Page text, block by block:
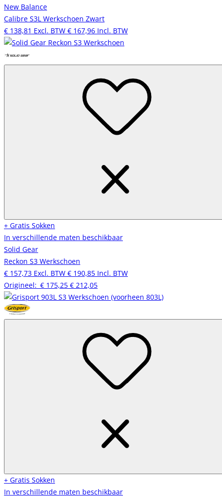
New Balance
Calibre S3L Werkschoen Zwart
€ 138,81 Excl. BTW € 167,96 Incl. BTW
+ Gratis Sokken
In verschillende maten beschikbaar
Solid Gear
Reckon S3 Werkschoen
€ 157,73 Excl. BTW € 190,85 Incl. BTW
Origineel: € 175,25 € 212,05
+ Gratis Sokken
In verschillende maten beschikbaar